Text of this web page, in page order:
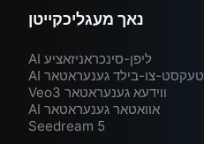
נאך מעגליכקייטן
AI ליפן-סינכראניזאציע
AI טעקסט-צו-בילד גענעראטאר
Veo3 ווידעא גענעראטאר
AI אוואטאר גענעראטאר
Seedream 5